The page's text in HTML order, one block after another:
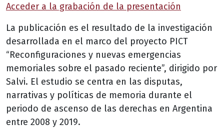
Acceder a la grabación de la presentación
La publicación es el resultado de la investigación
desarrollada en el marco del proyecto PICT
“Reconfiguraciones y nuevas emergencias
memoriales sobre el pasado reciente”, dirigido por
Salvi. El estudio se centra en las disputas,
narrativas y políticas de memoria durante el
periodo de ascenso de las derechas en Argentina
entre 2008 y 2019.